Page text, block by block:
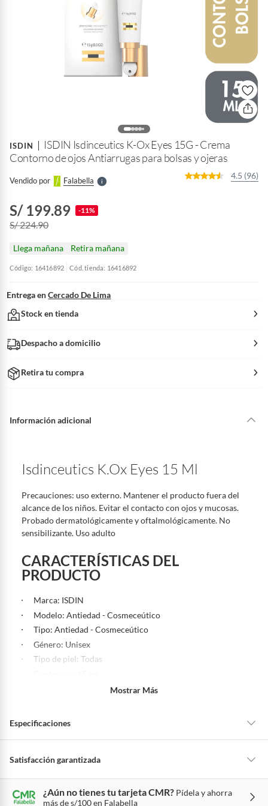
ISDIN
ISDIN Isdinceutics K-Ox Eyes 15G - Crema
Contorno de ojos Antiarrugas para bolsas y ojeras
Vendido por FalabellaS
l
e
4.5 (96)
S/ 199.89 -11%
S/ 224.90
Llega mañana Retira mañana
Código: 16416892 Cód. tienda: 16416892
Entrega en Cercado De Lima
Stock en tienda
Despacho a domicilio
Retira tu compra
Información adicional
Isdinceutics K.Ox Eyes 15 Ml
Precauciones: uso externo. Mantener el producto fuera del
alcance de los niños. Evitar el contacto con ojos y mucosas.
Probado dermatológicamente y oftalmológicamente. No
sensibilizante. Uso adulto
CARACTERÍSTICAS DEL
PRODUCTO
Marca: ISDIN
Modelo: Antiedad - Cosmeceútico
Tipo: Antiedad - Cosmeceútico
Género: Unisex
Tipo de piel: Todas
ojeras y favorece la restauración de la elasticidad de la
piel. Sus efectos se perciben inmediatamente aportando
Su uso continuado ayuda a disminuir el volumen de las
bolsas y atenúa gradualmente el color morado o
pigmentado de las ojeras. Además, protege de la pérdida
de hidratación, mejorando la apariencia de las líneas de
Mostrar Más
Especificaciones
Condicion del
Satisfacción garantizada
La mayoría de los productos tienen30 días desde que los recibes para
hacer una devolución.
¿Aún no tienes tu tarjeta CMR? Pídela y ahorra
más de s/100 en Falabella